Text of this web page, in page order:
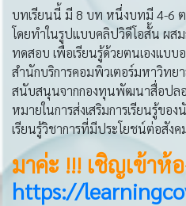
บทเรียนนี้ มี 8 บท หนึ่งบทมี 4-6
โดยทำในรูปแบบคลิปวิดีโอสั้น ผส
ทดสอบ เพื่อเรียนรู้ด้วยตนเองแบบ
สำนักบริการคอมพิวเตอร์มหาวิทย
สนับสนุนจากกองทุนพัฒนาสื่อปลอ
หมายในการส่งเสริมการเรียนรู้ขอ
เรียนรู้วิชาการที่มีประโยชน์ต่อสังค
มาค่ะ !!! เชิญเข้าห้
https://